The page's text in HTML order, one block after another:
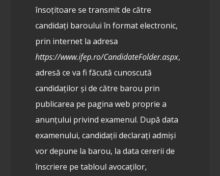
însoțitoare se transmit de către
candidați baroului în format electronic,
prin internet la adresa
https://www.ifep.ro/CandidateFolder.aspx,
adresă ce va fi făcută cunoscută
candidaților și de către barou prin
publicarea pe pagina web proprie a
anunțului privind examenul. După data
examenului, candidații declarați admiși
vor depune la barou, la data cererii de
înscriere pe tabloul avocaților,